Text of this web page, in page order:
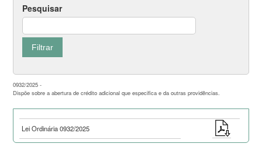
Pesquisar
0932/2025 -
Dispõe sobre a abertura de crédito adicional que especifica e da outras providências.
Lei Ordinária 0932/2025